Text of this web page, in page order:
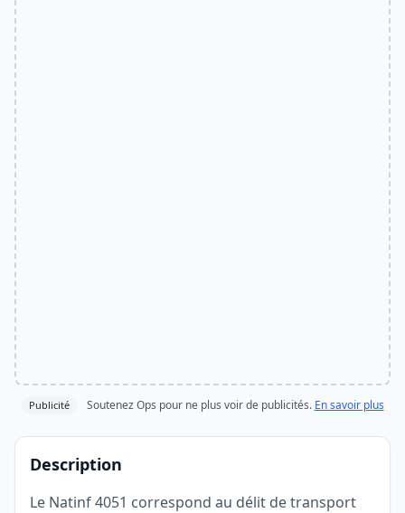
Publicité Soutenez Ops pour ne plus voir de publicités. En savoir plus
Description
Le Natinf 4051 correspond au délit de transport